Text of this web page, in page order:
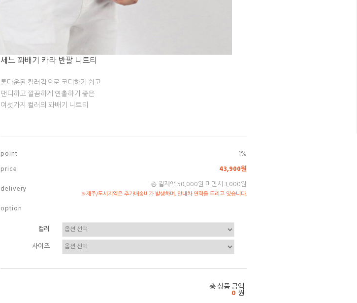
세느 꽈배기 카라 반팔 니트티
톤다운된 컬러감으로 코디하기 쉽고
댄디하고 깔끔하게 연출하기 좋은
여섯가지 컬러의 꽈배기 니트티
p o i n t
1%
p r i c e
43,900원
d e l i v e r y
총 결제액 50,000원 미만시 3,000원
※제주/도서지역은 추가배송비가 발생하며, 안내차 연락을 드리고 있습니다.
o p t i o n
컬러
사이즈
총 상품 금액
0 원